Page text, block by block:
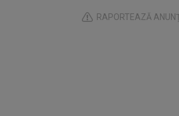
PE COMUNITATE cu plecare din
RAPORTEAZĂ